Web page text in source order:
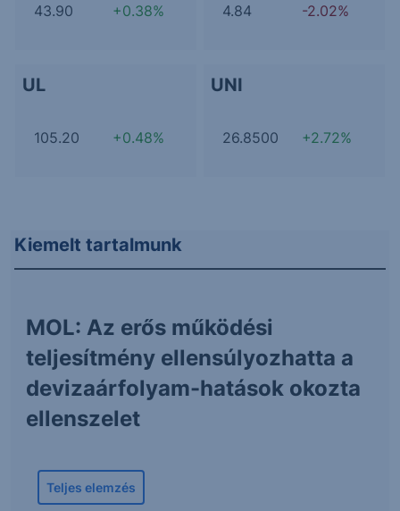
43.90 +0.38% 4.84 -2.02%
UL
105.20 +0.48%
UNI
26.8500 +2.72%
Kiemelt tartalmunk
MOL: Az erős működési
teljesítmény ellensúlyozhatta a
devizaárfolyam-hatások okozta
ellenszelet
Teljes elemzés